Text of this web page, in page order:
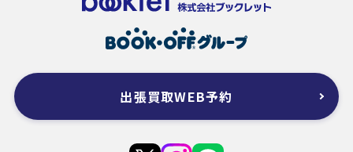
出張買取WEB予約